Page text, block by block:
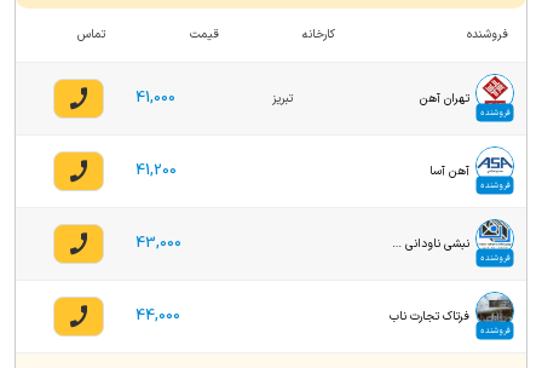
فروشنده کارخانه قیمت تماس
فروشنده
تهران آهن تبریز 41,000
فروشنده
آهن آسا 41,200
فروشنده
نبشی ناودانی حسینی 43,000
فروشنده
فرتاک تجارت ناب 44,000